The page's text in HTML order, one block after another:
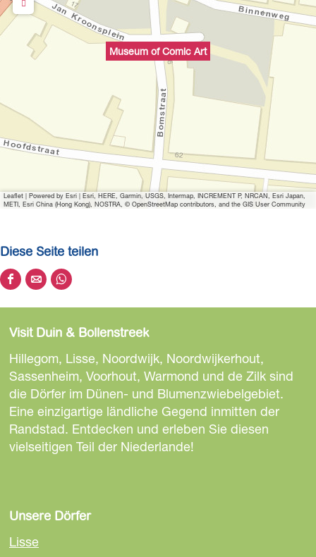
l
d
ö
f
f
n
e
n
G
r
a
u
s
e
u
m
o
Museum of Comic Art
Leaflet | Powered by Esri | Esri, HERE, Garmin, USGS, Intermap, INCREMENT P, NRCAN, Esri Japan,
METI, Esri China (Hong Kong), NOSTRA, © OpenStreetMap contributors, and the GIS User Community
Diese Seite teilen
D
i
s
e
S
e
i
t
e
l
e
n
D
i
s
e
S
e
i
t
e
l
n
D
i
s
e
S
e
i
t
e
l
Visit Duin & Bollenstreek
Hillegom, Lisse, Noordwijk, Noordwijkerhout,
Sassenheim, Voorhout, Warmond und de Zilk sind
die Dörfer im Dünen- und Blumenzwiebelgebiet.
Eine einzigartige ländliche Gegend inmitten der
Randstad. Entdecken und erleben Sie diesen
vielseitigen Teil der Niederlande!
Unsere Dörfer
Lisse